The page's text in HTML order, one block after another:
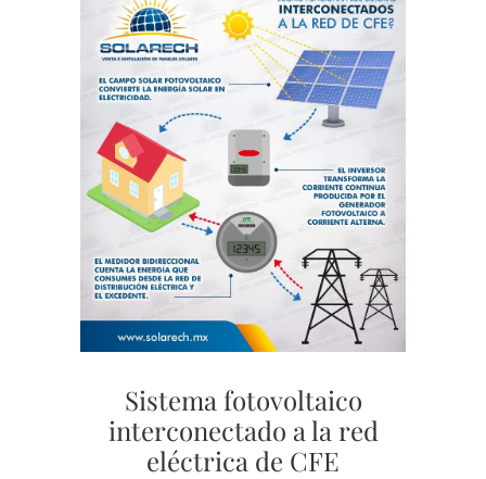
Sistema fotovoltaico
interconectado a la red
eléctrica de CFE